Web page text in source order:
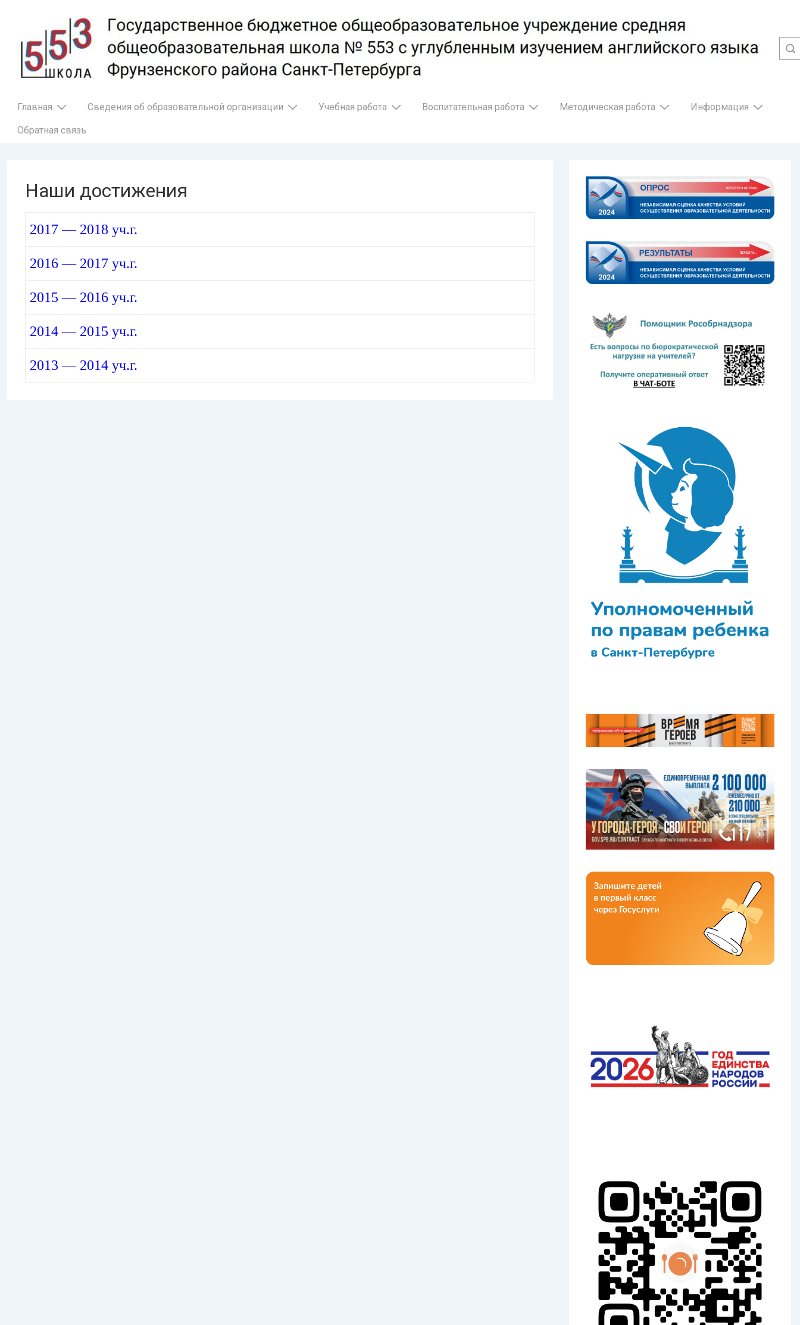
основному
содержимому
Основная
Главная Сведения об образовательной организации Учебная работа Воспитательная работа Методическая работа Информация
Обратная связь
Наши достижения
2017 — 2018 уч.г.
2016 — 2017 уч.г.
2015 — 2016 уч.г.
2014 — 2015 уч.г.
2013 — 2014 уч.г.